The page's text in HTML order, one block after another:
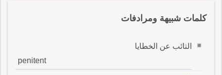
كلمات شبيهة ومرادفات
التائب عن الخطايا
penitent